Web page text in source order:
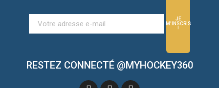
JE
M'INSCRIS
!
RESTEZ CONNECTÉ @MYHOCKEY360